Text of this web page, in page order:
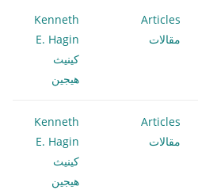
Articles
مقالات
Kenneth
E. Hagin
كينيث
هيجين
Articles
مقالات
Kenneth
E. Hagin
كينيث
هيجين